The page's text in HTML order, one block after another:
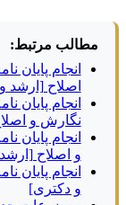
مطالب مرتبط:
انجام پایان
اصلاح [ارشد
انجام
نگارش و
انجام
و اصلاح
انجام پایان
و دکتری]